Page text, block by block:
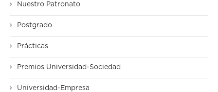
Nuestro Patronato
Postgrado
Prácticas
Premios Universidad-Sociedad
Universidad-Empresa